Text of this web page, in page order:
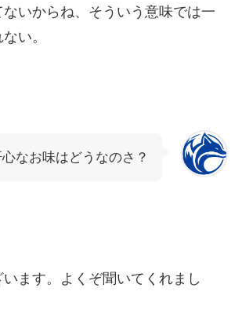
ないからね、そういう意味では一
い。
心なお味はどうなのさ？
ます。よくぞ聞いてくれまし